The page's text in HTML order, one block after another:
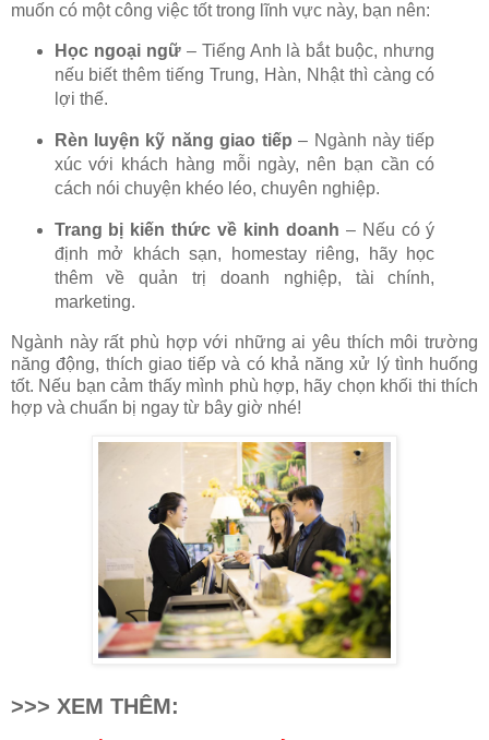
muốn có một công việc tốt trong lĩnh vực này, bạn nên:
Học ngoại ngữ– Tiếng Anh là bắt buộc, nhưng
nếu biết thêm tiếng Trung, Hàn, Nhật thì càng có
lợi thế.
Rèn luyện kỹ năng giao tiếp – Ngành này tiếp
xúc với khách hàng mỗi ngày, nên bạn cần có
cách nói chuyện khéo léo, chuyên nghiệp.
Trang bị kiến thức về kinh doanh – Nếu có ý
định mở khách sạn, homestay riêng, hãy học
thêm về quản trị doanh nghiệp, tài chính,
marketing.
Ngành này rất phù hợp với những ai yêu thích môi trường
năng động, thích giao tiếp và có khả năng xử lý tình huống
tốt. Nếu bạn cảm thấy mình phù hợp, hãy chọn khối thi thích
hợp và chuẩn bị ngay từ bây giờ nhé!
>>> XEM THÊM: